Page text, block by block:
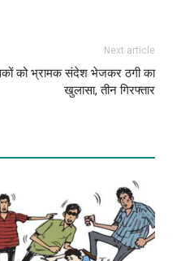
Next article
को भ्रामक संदेश भेजकर ठगी का
खुलासा, तीन गिरफ्तार